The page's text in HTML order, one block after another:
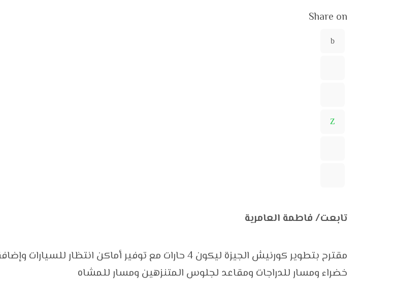
Share on
تابعت/ فاطمة العامرية
مقترح بتطوير كورنيش الجيزة ليكون 4 حارات مع توفير أماكن انتظار
خضراء ومسار للدراجات ومقاعد لجلوس المتنزهين ومسار للمشاه